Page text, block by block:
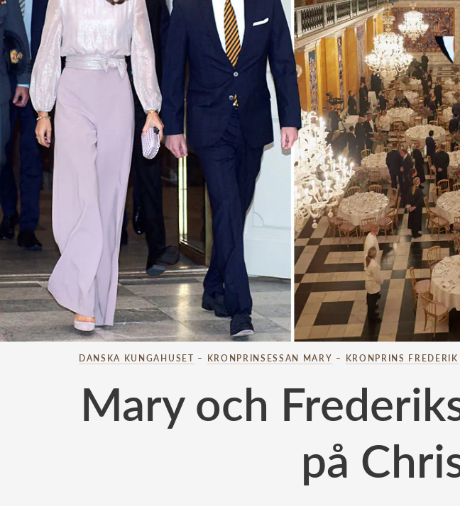
DANSKA KUNGAHUSET – KRONPRINSESSAN MARY – KRONPRINS FREDERIK
Mary och
på